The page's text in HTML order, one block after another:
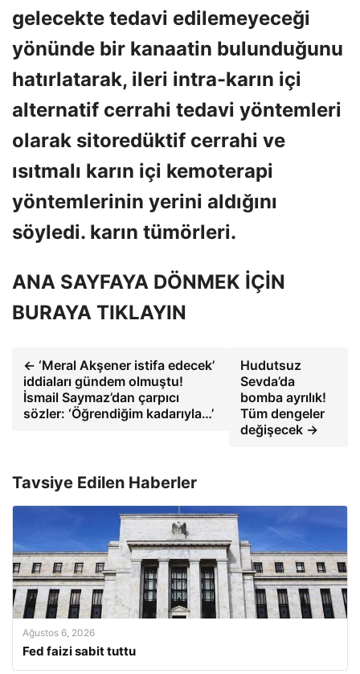
gelecekte tedavi edilemeyeceği
yönünde bir kanaatin bulunduğunu
hatırlatarak, ileri intra-karın içi
alternatif cerrahi tedavi yöntemleri
olarak sitoredüktif cerrahi ve
ısıtmalı karın içi kemoterapi
yöntemlerinin yerini aldığını
söyledi. karın tümörleri.
ANA SAYFAYA DÖNMEK İÇİN
BURAYA TIKLAYIN
← ‘Meral Akşener istifa edecek’
iddiaları gündem olmuştu!
İsmail Saymaz’dan çarpıcı
sözler: ‘Öğrendiğim kadarıyla…’
Hudutsuz
Sevda’da
bomba ayrılık!
Tüm dengeler
değişecek →
Tavsiye Edilen Haberler
Ağustos 6, 2026
Fed faizi sabit tuttu